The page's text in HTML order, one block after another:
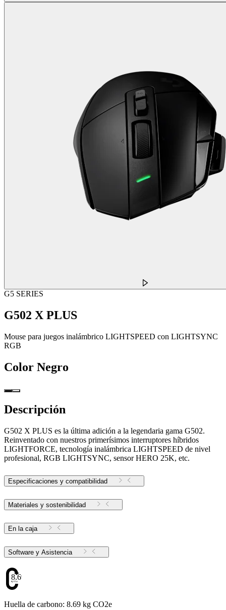
G5 SERIES
G502 X PLUS
Mouse para juegos inalámbrico LIGHTSPEED con LIGHTSYNC
RGB
Color Negro
Descripción
G502 X PLUS es la última adición a la legendaria gama G502.
Reinventado con nuestros primerísimos interruptores híbridos
LIGHTFORCE, tecnología inalámbrica LIGHTSPEED de nivel
profesional, RGB LIGHTSYNC, sensor HERO 25K, etc.
Especificaciones y compatibilidad
Materiales y sostenibilidad
En la caja
Software y Asistencia
8.69
Huella de carbono: 8.69 kg CO2e